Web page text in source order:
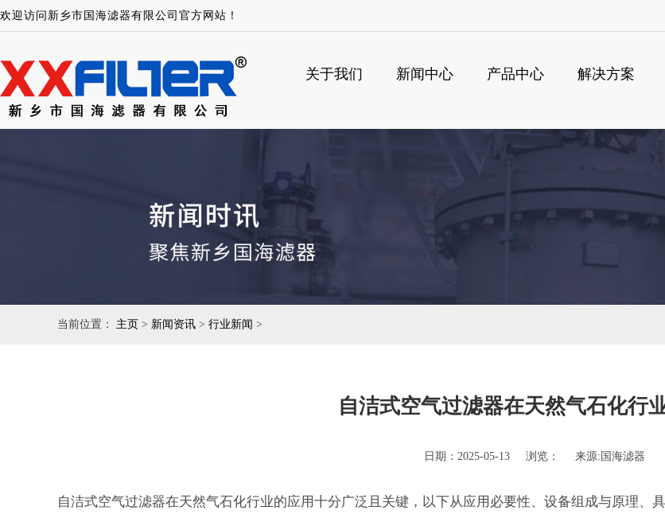
欢迎访问新乡市国海滤器有限公司官方网站！
关于我们 新闻中心 产品中心 解决方案
当前位置： 主页 > 新闻资讯 > 行业新闻 >
自洁式空气过滤器在天然气石化行
日期：2025-05-13 浏览： 来源:国海滤器
自洁式空气过滤器在天然气石化行业的应用十分广泛且关键，以下从应用必要性、设备组成与原理、